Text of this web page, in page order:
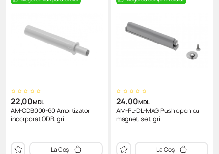
22,00MDL
AM-ODB000-60 Amortizator
incorporat ODB, gri
La Coș
24,00MDL
AM-PL-DL-MAG Push open cu
magnet, set, gri
La Coș